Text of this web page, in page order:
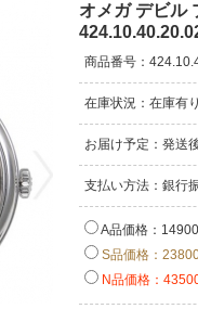
オメガ デビル
商品番号：
在庫状況：在庫有り
お届け予定：発送
支払い方法：銀行
A品価格：
S品価格：
N品価格：